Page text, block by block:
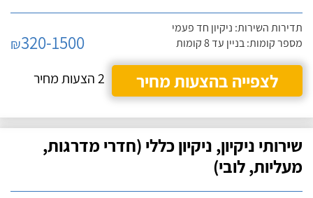
תדירות השירות: ניקיון חד פעמי
מספר קומות: בניין עד 8 קומות
₪320-1500
לצפייה בהצעות מחיר
2 הצעות מחיר
שירותי ניקיון, ניקיון כללי (חדרי מדרגות,
מעליות, לובי)